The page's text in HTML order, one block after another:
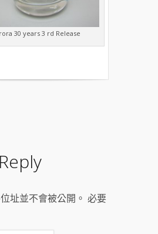
30 years 3 rd Release
址並不會被公開。 必要